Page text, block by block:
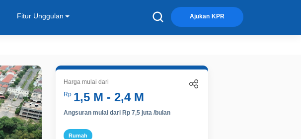
Fitur Unggulan Ajukan KPR
Harga mulai dari
Rp 1,5 M - 2,4 M
Angsuran mulai dari Rp 7,5 juta /bulan
Rumah